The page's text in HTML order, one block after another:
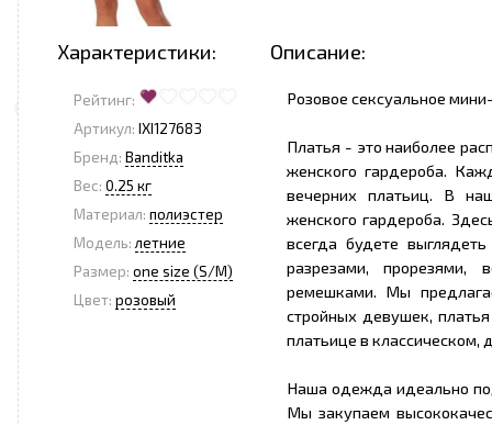
Характеристики: Описание:
Рейтинг:
Артикул: IXI127683
Бренд: Banditka
Вес: 0.25 кг
Материал: полиэстер
Модель: летние
Размер: one size (S/M)
Цвет: розовый
Розовое сексуальное
Платья - это наиболее
женского гардероба.
вечерних платьиц. В
женского гардероба.
всегда будете
разрезами, прорезями,
ремешками. Мы
стройных девушек,
платьице в классическом,
Наша одежда идеально
Мы закупаем
< >